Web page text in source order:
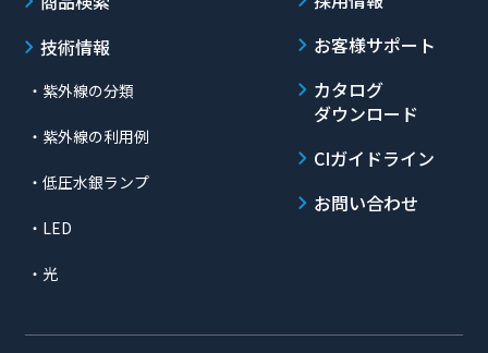
技術情報
・紫外線の分類
・紫外線の利用例
・低圧水銀ランプ
・LED
・光
お客様サポート
カタログ
ダウンロード
CIガイドライン
お問い合わせ